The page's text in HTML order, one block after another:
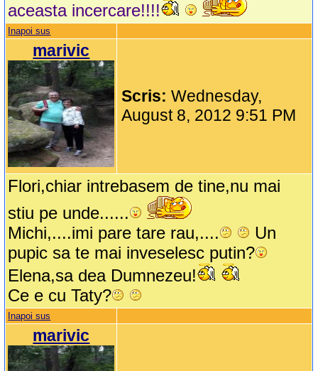
aceasta incercare!!!!
Inapoi sus
marivic
Scris:Wednesday,
August 8, 2012 9:51 PM
Flori,chiar intrebasem de tine,nu mai
stiu pe unde......
Michi,....imi pare tare rau,....
Un
pupic sa te mai inveselesc putin?
Elena,sa dea Dumnezeu!
Ce e cu Taty?
Inapoi sus
marivic